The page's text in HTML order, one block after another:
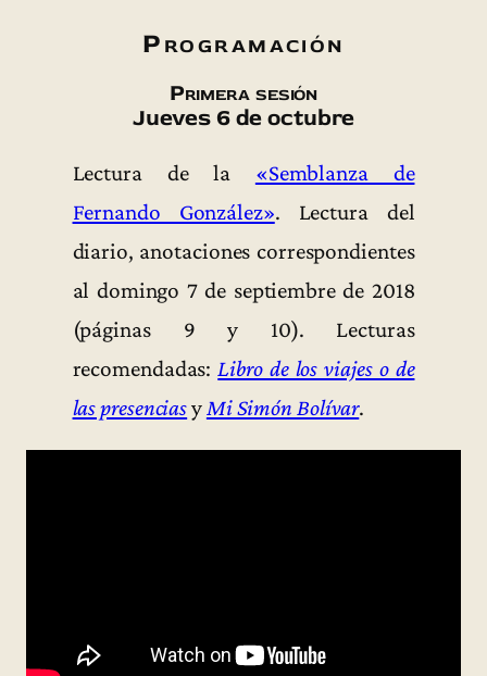
Programación
Primera sesión
Jueves 6 de octubre
Lectura de la «Semblanza de
Fernando González». Lectura del
diario, anotaciones correspondientes
al domingo 7 de septiembre de 2018
(páginas 9 y 10). Lecturas
recomendadas:Libro de los viajes o de
las presenciasyMi Simón Bolívar.